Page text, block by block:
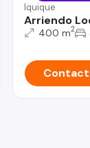
Iquique
Arriendo
400 m2